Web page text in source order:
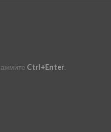
Ctrl+Enter.